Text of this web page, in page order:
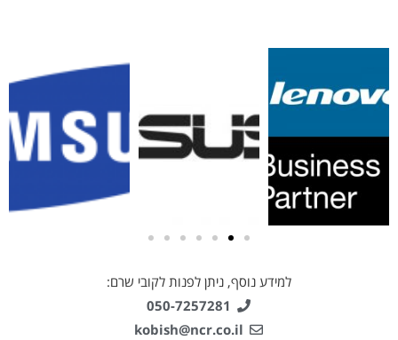
למידע נוסף, ניתן לפנות לקובי שרם:
050-7257281
kobish@ncr.co.il